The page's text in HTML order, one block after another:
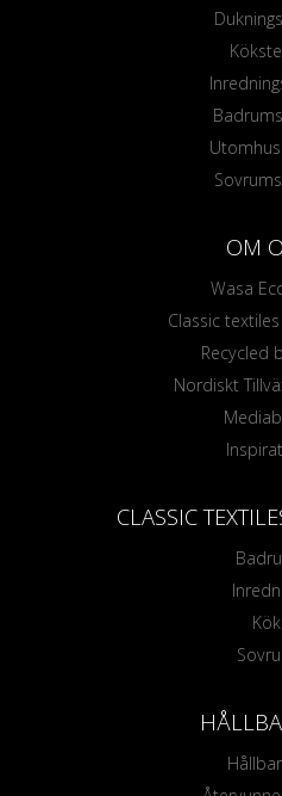
OM
Wasa
Classic
Recycled
Nordiskt
CLASSIC
Kök